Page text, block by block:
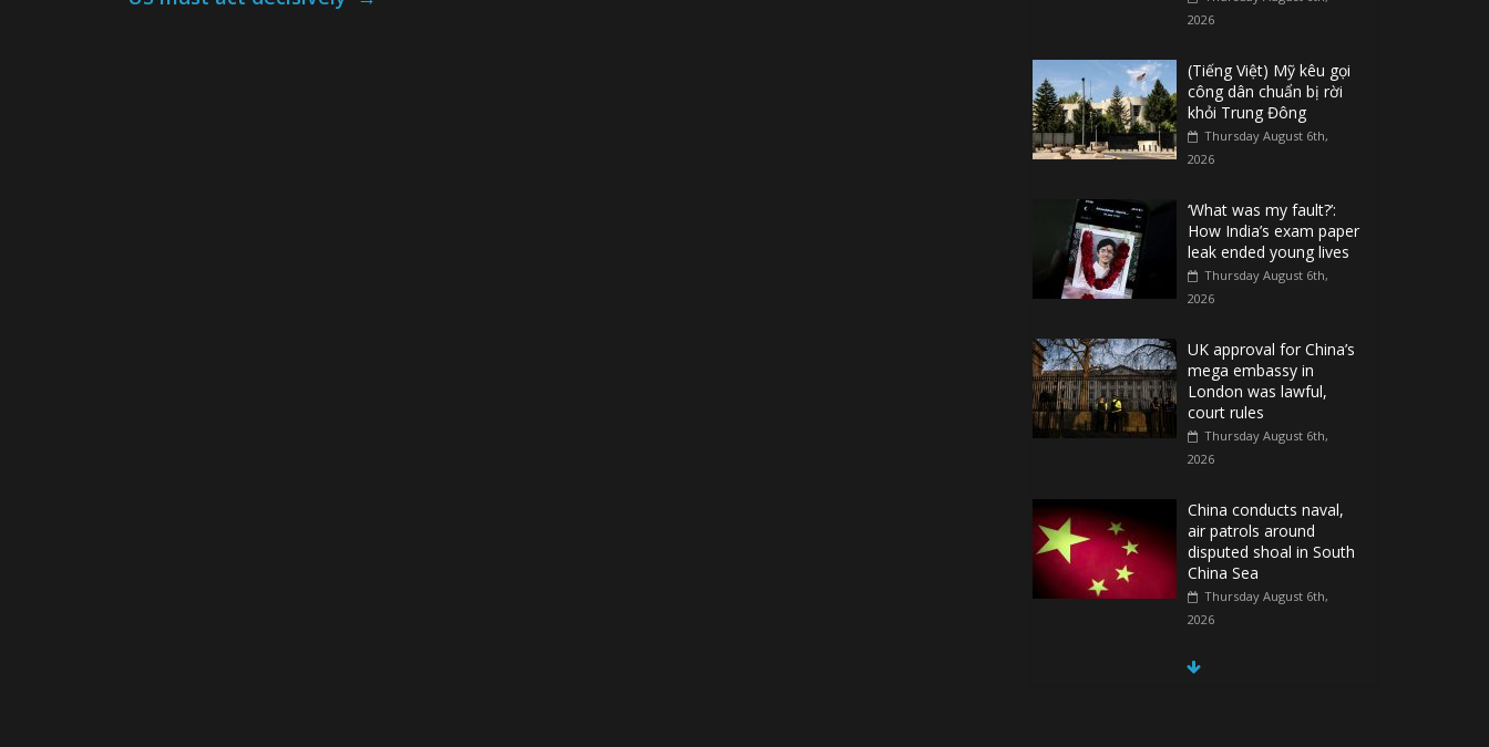
2026
(Tiếng Việt) Mỹ kêu gọi
công dân chuẩn bị rời
khỏi Trung Đông
Thursday August 6th,
2026
‘What was my fault?’:
How India’s exam paper
leak ended young lives
Thursday August 6th,
2026
UK approval for China’s
mega embassy in
London was lawful,
court rules
Thursday August 6th,
2026
China conducts naval,
air patrols around
disputed shoal in South
China Sea
Thursday August 6th,
2026
Spain Regains Control